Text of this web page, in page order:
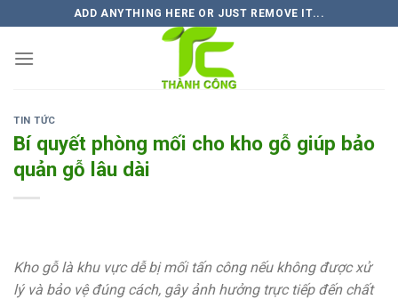
to
content
ADD ANYTHING HERE OR JUST REMOVE IT...
TIN TỨC
Bí quyết phòng mối cho kho gỗ giúp bảo
quản gỗ lâu dài
Kho gỗ là khu vực dễ bị mối tấn công nếu không được xử
lý và bảo vệ đúng cách, gây ảnh hưởng trực tiếp đến chất